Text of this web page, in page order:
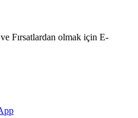
Fırsatlardan olmak için E-